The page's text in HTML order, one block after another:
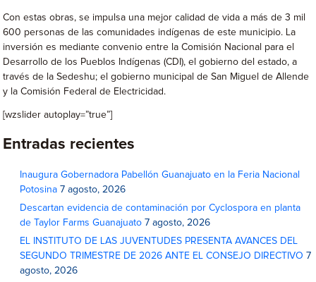
Con estas obras, se impulsa una mejor calidad de vida a más de 3 mil
600 personas de las comunidades indígenas de este municipio. La
inversión es mediante convenio entre la Comisión Nacional para el
Desarrollo de los Pueblos Indígenas (CDI), el gobierno del estado, a
través de la Sedeshu; el gobierno municipal de San Miguel de Allende
y la Comisión Federal de Electricidad.
[wzslider autoplay=”true”]
Entradas recientes
Inaugura Gobernadora Pabellón Guanajuato en la Feria Nacional
Potosina 7 agosto, 2026
Descartan evidencia de contaminación por Cyclospora en planta
de Taylor Farms Guanajuato 7 agosto, 2026
EL INSTITUTO DE LAS JUVENTUDES PRESENTA AVANCES DEL
SEGUNDO TRIMESTRE DE 2026 ANTE EL CONSEJO DIRECTIVO 7
agosto, 2026